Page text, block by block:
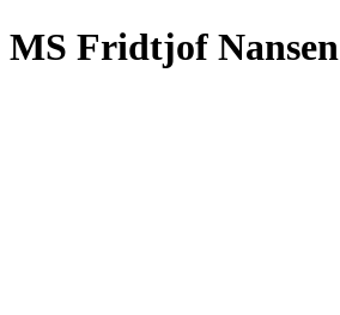
MS Fridtjof Nansen